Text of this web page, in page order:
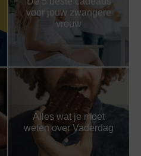
voor jouw zwangere
vrouw
Alles wat je moet
weten over Vaderdag